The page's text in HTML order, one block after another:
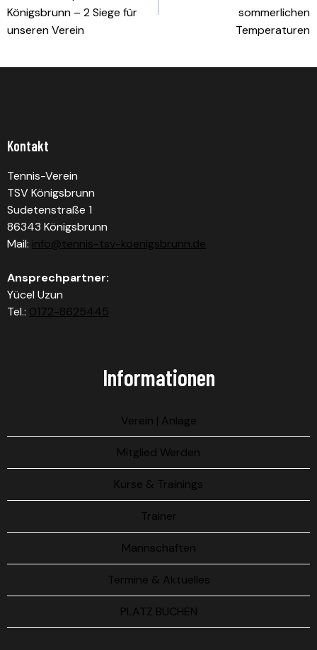
Königsbrunn – 2 Siege für
unseren Verein
sommerlichen
Temperaturen
Kontakt
Tennis-Verein
TSV Königsbrunn
Sudetenstraße 1
86343 Königsbrunn
Mail: info@tennis-tsv-koenigsbrunn.de
Ansprechpartner:
Yücel Uzun
Tel.: 0172-8625445
Informationen
Verein | Anlage
Mitglied Werden
Kurse & Trainings
Trainer
Mannschaften
Termine & Aktuelles
PLATZ BUCHEN